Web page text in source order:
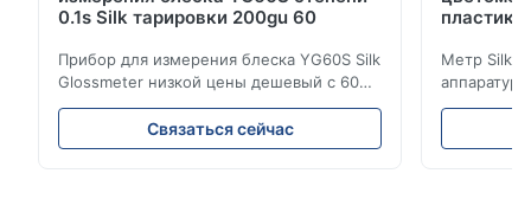
0.1s Silk тарировки 200gu 60
Прибор для измерения блеска YG60S Silk
Glossmeter низкой цены дешевый с 60
измерением gu степени 200 лоснистым
Прибор для измерения блеска YG60S 60°
экономический может испытать
Связаться сейчас
Метр Silk
продукции